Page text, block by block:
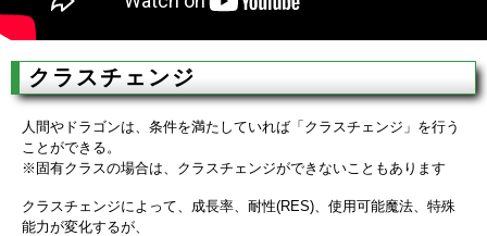
クラスチェンジ
人間やドラゴンは、条件を満たしていれば「クラスチェンジ」を行う
ことができる。
※固有クラスの場合は、クラスチェンジができないこともあります
クラスチェンジによって、成長率、耐性(RES)、使用可能魔法、特殊
能力が変化するが、